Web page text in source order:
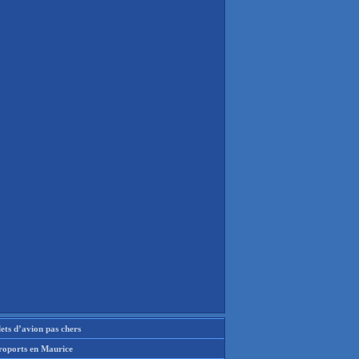
d’avion pas chers
en Maurice